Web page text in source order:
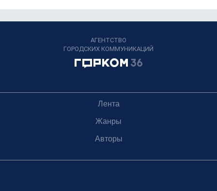
АГЕНТСТВО
ГОРОДСКИХ КОММУНИКАЦИЙ
Лента
Жанры
Авторы